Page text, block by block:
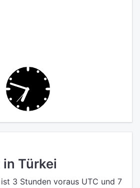
Türkei
ist 3 Stunden voraus UTC und 7